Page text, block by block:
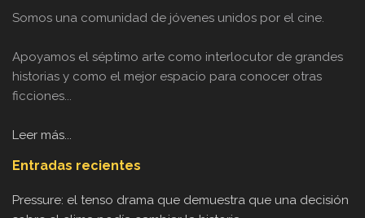
Somos una comunidad de jóvenes unidos por el cine.
Apoyamos el séptimo arte como interlocutor de grandes
historias y como el mejor espacio para conocer otras
ficciones...
Leer más...
Entradas recientes
Pressure: el tenso drama que demuestra que una decisión